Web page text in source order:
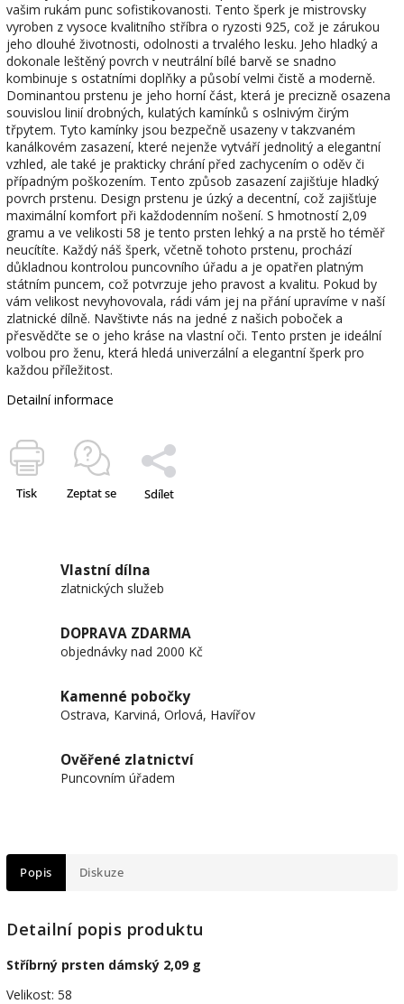
vašim rukám punc sofistikovanosti. Tento šperk je mistrovsky
vyroben z vysoce kvalitního stříbra o ryzosti 925, což je zárukou
jeho dlouhé životnosti, odolnosti a trvalého lesku. Jeho hladký a
dokonale leštěný povrch v neutrální bílé barvě se snadno
kombinuje s ostatními doplňky a působí velmi čistě a moderně.
Dominantou prstenu je jeho horní část, která je precizně osazena
souvislou linií drobných, kulatých kamínků s oslnivým čirým
třpytem. Tyto kamínky jsou bezpečně usazeny v takzvaném
kanálkovém zasazení, které nejenže vytváří jednolitý a elegantní
vzhled, ale také je prakticky chrání před zachycením o oděv či
případným poškozením. Tento způsob zasazení zajišťuje hladký
povrch prstenu. Design prstenu je úzký a decentní, což zajišťuje
maximální komfort při každodenním nošení. S hmotností 2,09
gramu a ve velikosti 58 je tento prsten lehký a na prstě ho téměř
neucítíte. Každý náš šperk, včetně tohoto prstenu, prochází
důkladnou kontrolou puncovního úřadu a je opatřen platným
státním puncem, což potvrzuje jeho pravost a kvalitu. Pokud by
vám velikost nevyhovovala, rádi vám jej na přání upravíme v naší
zlatnické dílně. Navštivte nás na jedné z našich poboček a
přesvědčte se o jeho kráse na vlastní oči. Tento prsten je ideální
volbou pro ženu, která hledá univerzální a elegantní šperk pro
každou příležitost.
Detailní informace
Tisk Zeptat se Sdílet
Vlastní dílna
zlatnických služeb
DOPRAVA ZDARMA
objednávky nad 2000 Kč
Kamenné pobočky
Ostrava, Karviná, Orlová, Havířov
Ověřené zlatnictví
Puncovním úřadem
Popis Diskuze
Detailní popis produktu
Stříbrný prsten dámský 2,09 g
Velikost: 58